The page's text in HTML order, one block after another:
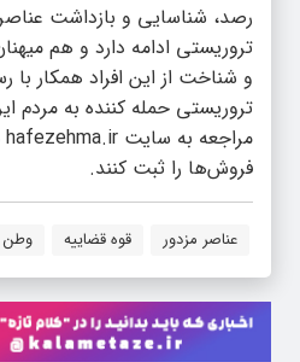
رصد، شناسایی و بازداشت
تروریستی ادامه دارد و هم
و شناخت از این افراد همکار
تروریستی حمله کننده به مردم
مراجعه به سایت hafezehma.ir
فروش‌ها را ثبت کنند.
عناصر مزدور قوه قضاییه